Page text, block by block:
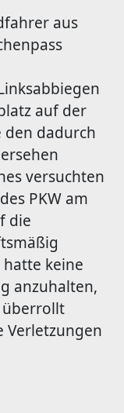
aus
auf der
den dadurch
versuchten
PKW am
die
keine
anzuhalten,
Verletzungen